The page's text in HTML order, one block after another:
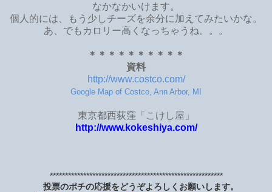
なかなかいけます。
個人的には、もう少しチーズを余分に加えてみたいかな。
あ、でもカロリー高くなっちゃうね。。。
＊＊＊＊＊＊＊＊＊＊
資料
http://www.costco.com/
Google Map of Costco, Ann Arbor, MI
東京都西荻窪「こけし屋」
http://www.kokeshiya.com/
*********************************************************
投票のポチの応援をどうぞよろしくお願いします。